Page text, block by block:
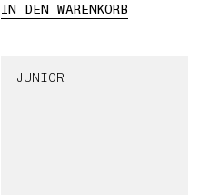
IN DEN WARENKORB
JUNIOR